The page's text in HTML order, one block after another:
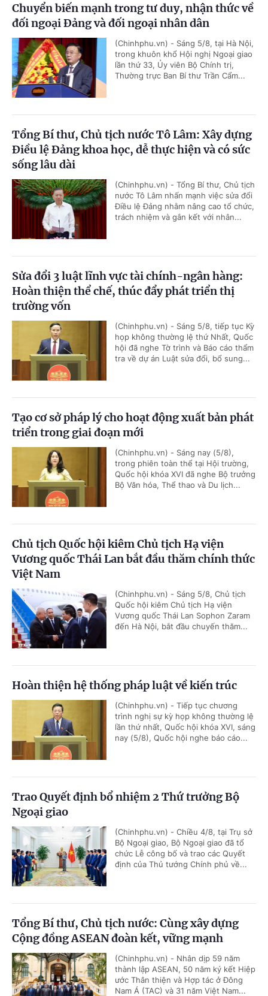
Chuyển biến mạnh trong tư duy, nhận thức về
đối ngoại Đảng và đối ngoại nhân dân
(Chinhphu.vn) - Sáng 5/8, tại Hà Nội,
trong khuôn khổ Hội nghị Ngoại giao
lần thứ 33, Ủy viên Bộ Chính trị,
Thường trực Ban Bí thư Trần Cẩm...
Tổng Bí thư, Chủ tịch nước Tô Lâm: Xây dựng
Điều lệ Đảng khoa học, dễ thực hiện và có sức
sống lâu dài
(Chinhphu.vn) - Tổng Bí thư, Chủ tịch
nước Tô Lâm nhấn mạnh việc sửa đổi
Điều lệ Đảng nhằm nâng cao tổ chức,
trách nhiệm và gắn kết với nhân...
Sửa đổi 3 luật lĩnh vực tài chính-ngân hàng:
Hoàn thiện thể chế, thúc đẩy phát triển thị
trường vốn
(Chinhphu.vn) - Sáng 5/8, tiếp tục Kỳ
họp không thường lệ thứ Nhất, Quốc
hội đã nghe Tờ trình và Báo cáo thẩm
tra về dự án Luật sửa đổi, bổ sung...
Tạo cơ sở pháp lý cho hoạt động xuất bản phát
triển trong giai đoạn mới
(Chinhphu.vn) - Sáng nay (5/8),
trong phiên toàn thể tại Hội trường,
Quốc hội khóa XVI đã nghe Bộ trưởng
Bộ Văn hóa, Thể thao và Du lịch...
Chủ tịch Quốc hội kiêm Chủ tịch Hạ viện
Vương quốc Thái Lan bắt đầu thăm chính thức
Việt Nam
(Chinhphu.vn) - Sáng 5/8, Chủ tịch
Quốc hội kiêm Chủ tịch Hạ viện
Vương quốc Thái Lan Sophon Zaram
đến Hà Nội, bắt đầu chuyến thăm...
Hoàn thiện hệ thống pháp luật về kiến trúc
(Chinhphu.vn) - Tiếp tục chương
trình nghị sự kỳ họp không thường lệ
lần thứ nhất, Quốc hội khóa XVI, sáng
nay (5/8), Quốc hội nghe báo cáo...
Trao Quyết định bổ nhiệm 2 Thứ trưởng Bộ
Ngoại giao
(Chinhphu.vn) - Chiều 4/8, tại Trụ sở
Bộ Ngoại giao, Bộ Ngoại giao đã tổ
chức Lễ công bố và trao các Quyết
định của Thủ tướng Chính phủ về...
Tổng Bí thư, Chủ tịch nước: Cùng xây dựng
Cộng đồng ASEAN đoàn kết, vững mạnh
(Chinhphu.vn) - Nhân dịp 59 năm
thành lập ASEAN, 50 năm ký kết Hiệp
ước Thân thiện và Hợp tác ở Đông
Nam Á (TAC) và 31 năm Việt Nam...